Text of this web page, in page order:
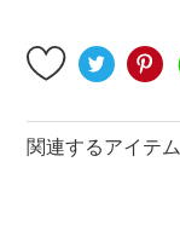
特集
カラー
関連するアイテム